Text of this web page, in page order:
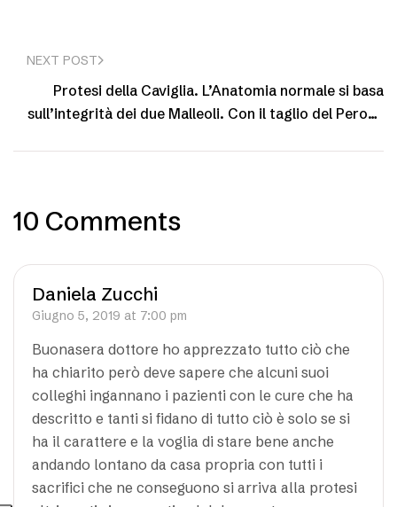
NEXT POST
Protesi della Caviglia. L’Anatomia normale si basa
sull’integrità dei due Malleoli. Con il taglio del Perone
10 Comments
Daniela Zucchi
Giugno 5, 2019 at 7:00 pm
Buonasera dottore ho apprezzato tutto ciò che
ha chiarito però deve sapere che alcuni suoi
colleghi ingannano i pazienti con le cure che ha
descritto e tanti si fidano di tutto ciò è solo se si
ha il carattere e la voglia di stare bene anche
andando lontano da casa propria con tutti i
sacrifici che ne conseguono si arriva alla protesi